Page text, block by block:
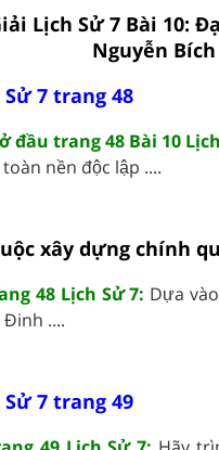
Lịch Sử 7 Bài 10:
Nguyễn
7 trang 48
đầu trang 48 Bài 10
nền độc lập ....
xây dựng chính
48 Lịch Sử 7: Dựa
....
7 trang 49